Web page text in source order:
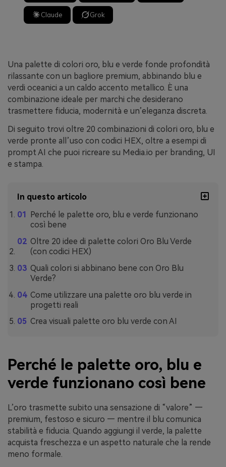
Claude Grok
Una palette di colori oro, blu e verde fonde profondità
rilassante con un bagliore premium, abbinando blu e
verdi oceanici a un caldo accento metallico. È una
combinazione ideale per marchi che desiderano
trasmettere fiducia, modernità e un’eleganza discreta.
Di seguito trovi oltre 20 combinazioni di colori oro, blu e
verde pronte all’uso con codici HEX, oltre a esempi di
prompt AI che puoi ricreare su Media.io per branding, UI
e stampa.
In questo articolo
Perché le palette oro, blu e verde funzionano
così bene
Oltre 20 idee di palette colori Oro Blu Verde
(con codici HEX)
Quali colori si abbinano bene con Oro Blu
Verde?
Come utilizzare una palette oro blu verde in
progetti reali
Crea visuali palette oro blu verde con AI
Perché le palette oro, blu e
verde funzionano così bene
L’oro trasmette subito una sensazione di “valore” —
premium, festoso e sicuro — mentre il blu comunica
stabilità e fiducia. Quando aggiungi il verde, la palette
acquista freschezza e un aspetto naturale che la rende
meno formale.